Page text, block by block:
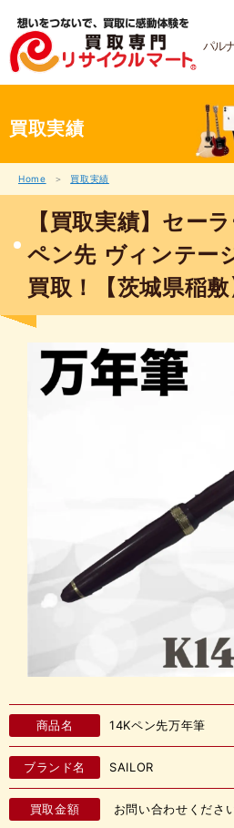
ス
パル
買取実績
Home 買取実績
【買取実績】セー
ペン先 ヴィンテー
買取！【茨城県稲敷
商品名 14Kペン先万年筆
ブランド名 SAILOR
買取金額 お問い合わせくださ